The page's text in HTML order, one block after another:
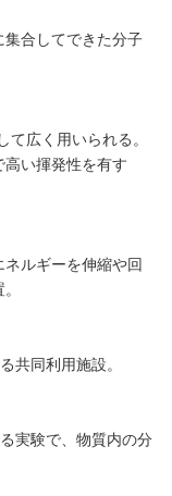
合してできた分子
広く用いられる。
い揮発性を有す
ルギーを伸縮や回
共同利用施設。
実験で、物質内の分